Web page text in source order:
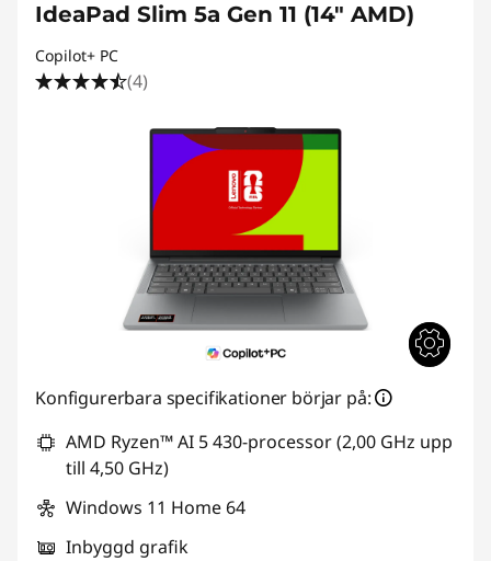
IdeaPad Slim 5a Gen 11 (14" AMD)
Copilot+ PC
(4)
Konfigurerbara specifikationer börjar på:
AMD Ryzen™ AI 5 430-processor (2,00 GHz upp
till 4,50 GHz)
Windows 11 Home 64
Inbyggd grafik